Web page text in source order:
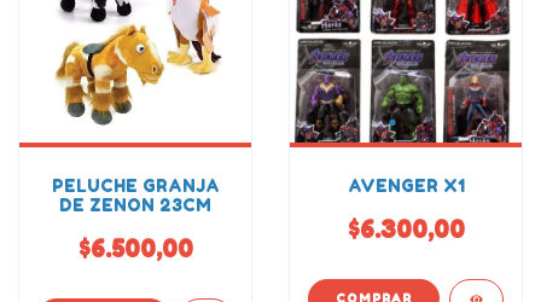
PELUCHE GRANJA
DE ZENON 23CM
$6.500,00
AVENGER X1
$6.300,00